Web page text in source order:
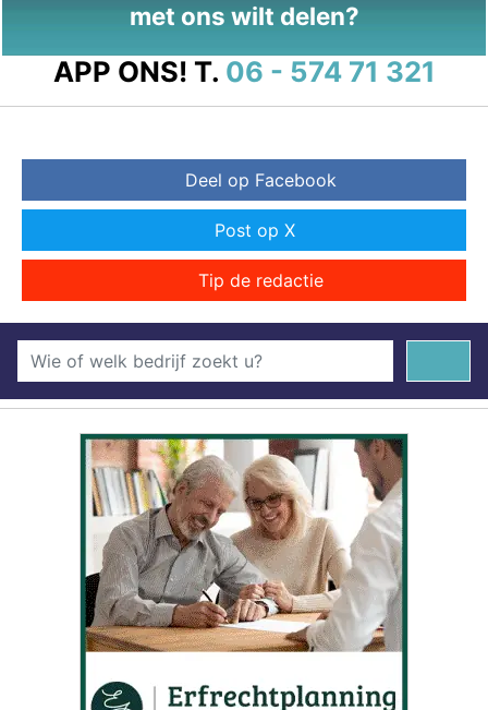
met ons wilt delen?
APP ONS! T. 06 - 574 71 321
Deel op Facebook
Post op X
Tip de redactie